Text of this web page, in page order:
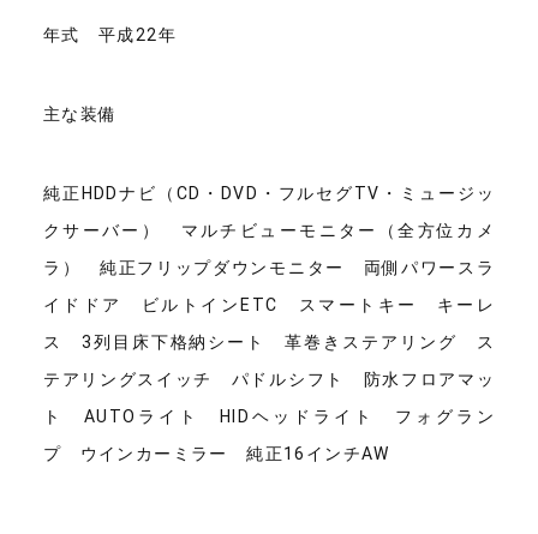
年式 平成22年
主な装備
純正HDDナビ（CD・DVD・フルセグTV・ミュージッ
クサーバー） マルチビューモニター（全方位カメ
ラ） 純正フリップダウンモニター 両側パワースラ
イドドア ビルトインETC スマートキー キーレ
ス 3列目床下格納シート 革巻きステアリング ス
テアリングスイッチ パドルシフト 防水フロアマッ
ト AUTOライト HIDヘッドライト フォグラン
プ ウインカーミラー 純正16インチAW